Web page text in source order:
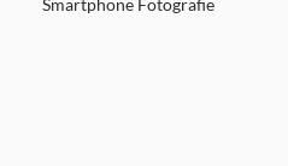
Smartphone Fotografie